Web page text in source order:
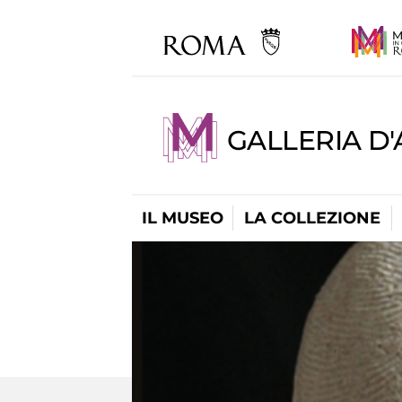
GALLERIA
IL MUSEO LA COLLEZIONE